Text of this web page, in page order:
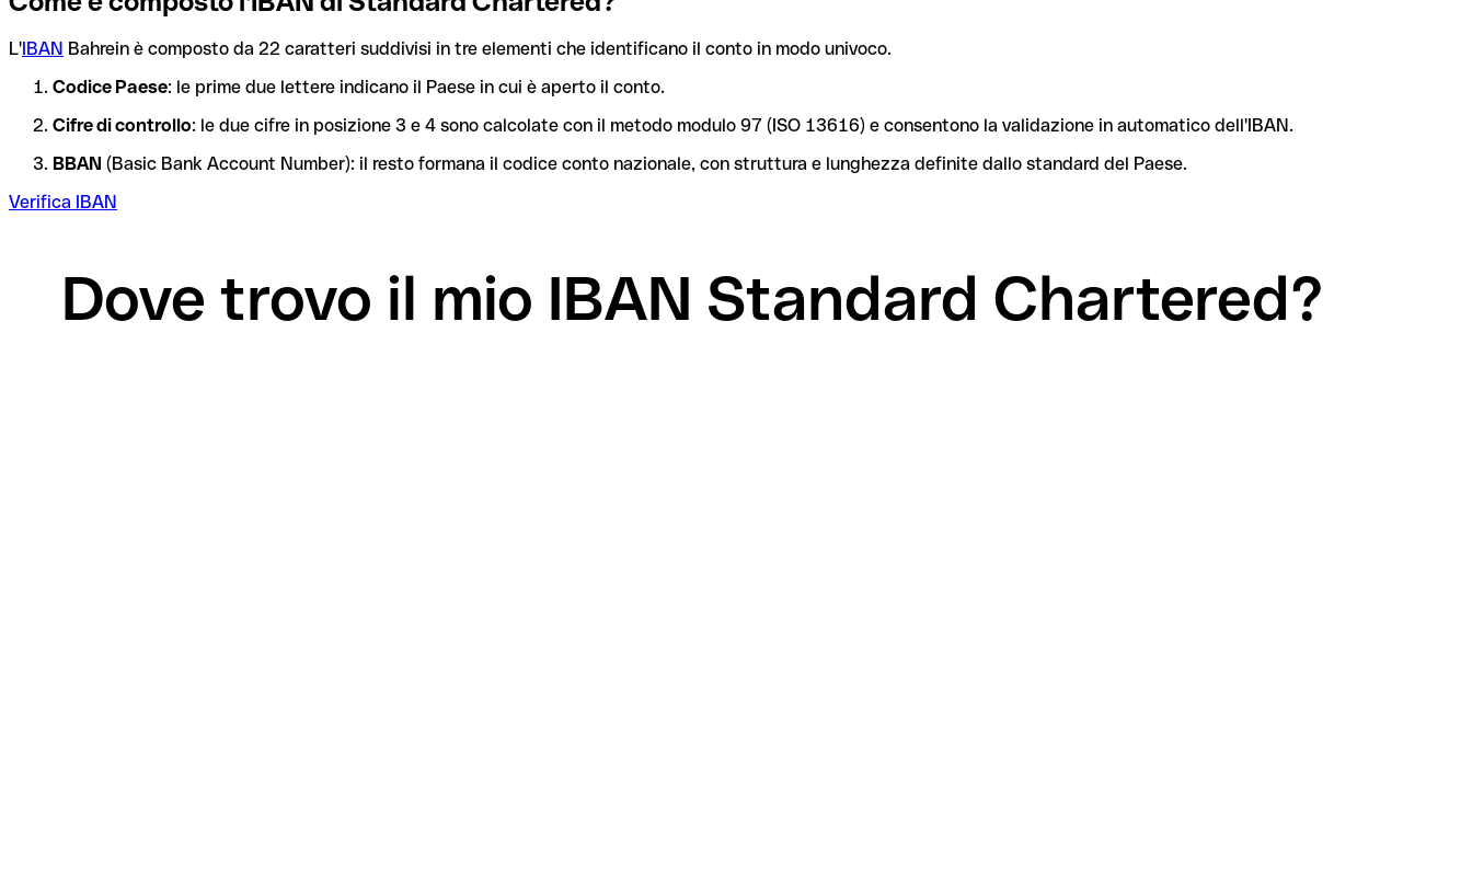
L'IBAN Bahrein è composto da 22 caratteri suddivisi in tre elementi che identificano il conto in modo univoco.
Codice Paese: le prime due lettere indicano il Paese in cui è aperto il conto.
Cifre di controllo: le due cifre in posizione 3 e 4 sono calcolate con il metodo modulo 97 (ISO 13616) e consentono la validazione in automatico dell'IBAN.
BBAN (Basic Bank Account Number): il resto formana il codice conto nazionale, con struttura e lunghezza definite dallo standard del Paese.
Verifica IBAN
Dove trovo il mio IBAN Standard Chartered?